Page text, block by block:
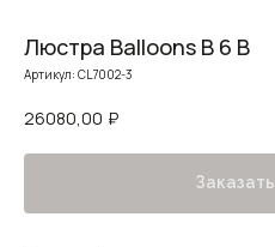
Люстра Balloons B 6 B
Артикул: CL7002-3
26080,00 ₽
Заказать